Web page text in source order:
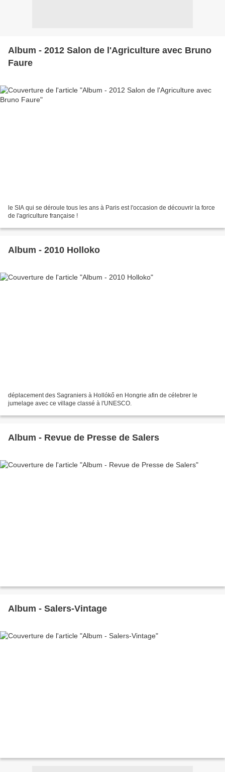
Album - 2012 Salon de l'Agriculture avec Bruno
Faure
le SIA qui se déroule tous les ans à Paris est l'occasion de découvrir la force
de l'agriculture française !
Album - 2010 Holloko
déplacement des Sagraniers à Hollókő en Hongrie afin de célebrer le
jumelage avec ce village classé à l'UNESCO.
Album - Revue de Presse de Salers
Album - Salers-Vintage